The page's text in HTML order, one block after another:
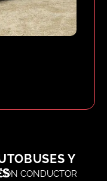
Y
CONDUCTOR